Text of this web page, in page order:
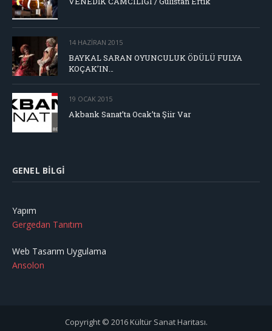
14 HAZIRAN 2015
BAYKAL SARAN OYUNCULUK ÖDÜLÜ FULYA
KOÇAK’IN…
19 OCAK 2015
Akbank Sanat’ta Ocak’ta Şiir Var
GENEL BILGI
Yapım
Gergedan Tanıtım
Web Tasarım Uygulama
Ansolon
Copyright © 2016 Kültür Sanat Haritası.